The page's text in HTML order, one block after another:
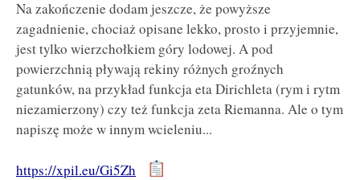
Na zakończenie dodam jeszcze, że powyższe
zagadnienie, chociaż opisane lekko, prosto i przyjemnie,
jest tylko wierzchołkiem góry lodowej. A pod
powierzchnią pływają rekiny różnych groźnych
gatunków, na przykład funkcja eta Dirichleta (rym i rytm
niezamierzony) czy też funkcja zeta Riemanna. Ale o tym
napiszę może w innym wcieleniu...
https://xpil.eu/Gi5Zh